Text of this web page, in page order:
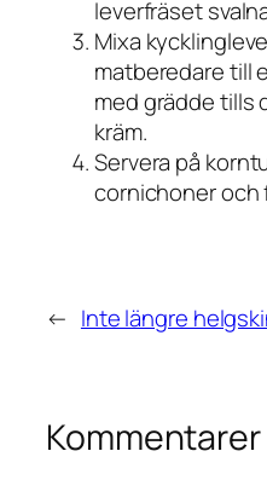
leverfräset
Mixa
matberedare till
med grädde tills
kräm.
Servera på
cornichoner och
← Inte längre
Kommentarer